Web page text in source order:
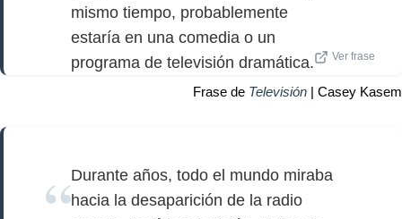
mismo tiempo, probablemente
estaría en una comedia o un
programa de televisión dramática.
Ver frase
Frase de Televisión | Casey Kasem
Durante años, todo el mundo miraba
hacia la desaparición de la radio